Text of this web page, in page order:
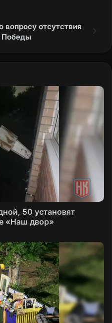
вопросу отсутствия
Победы
50 установят
«Наш двор»